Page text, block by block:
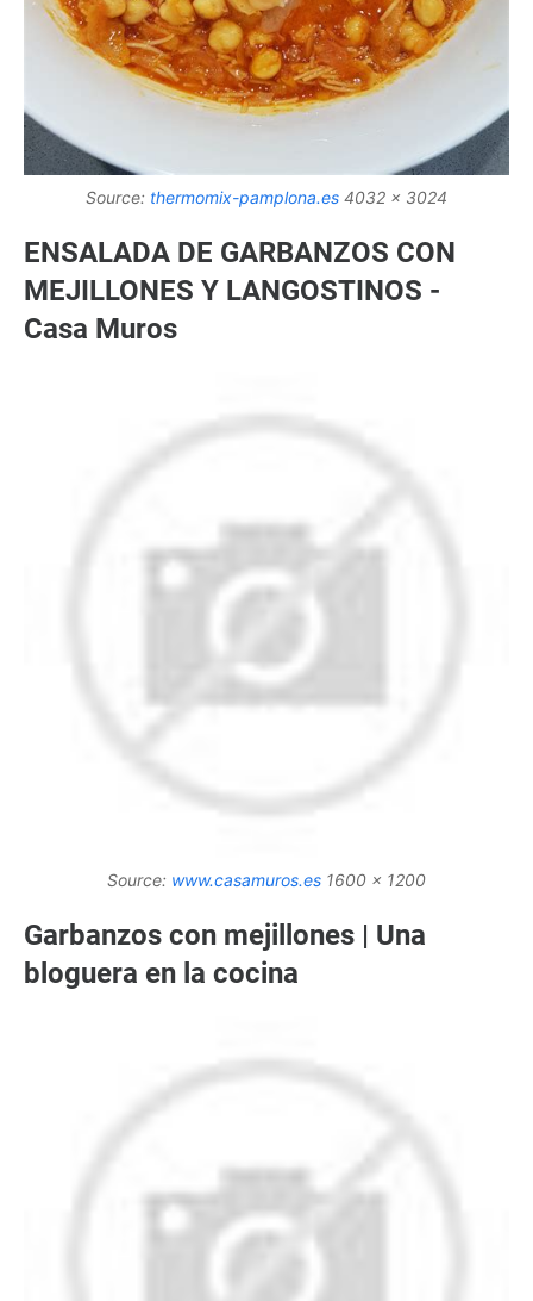
Source: thermomix-pamplona.es 4032 x 3024
ENSALADA DE GARBANZOS CON
MEJILLONES Y LANGOSTINOS -
Casa Muros
Source: www.casamuros.es 1600 x 1200
Garbanzos con mejillones | Una
bloguera en la cocina